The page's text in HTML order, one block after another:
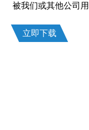
被我们或其他公司
立即下载